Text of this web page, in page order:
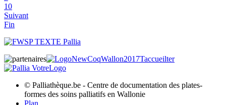
10
Suivant
Fin
© Palliathèque.be - Centre de documentation des plates-
formes des soins palliatifs en Wallonie